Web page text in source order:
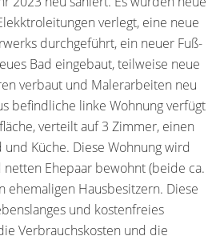
verlegt, eine neue
durchgeführt, ein neuer Fuß-
Bad eingebaut, teilweise neue
verbaut und Malerarbeiten neu
befindliche linke Wohnung verfügt
verteilt auf 3 Zimmer, einen
und Küche. Diese Wohnung wird
Ehepaar bewohnt (beide ca.
ehemaligen Hausbesitzern. Diese
und kostenfreies
Verbrauchskosten und die